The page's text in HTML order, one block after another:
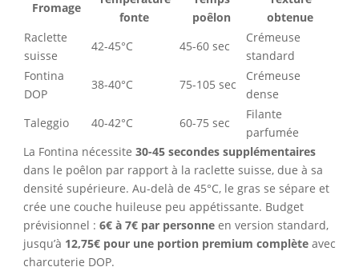
Fromage
fonte
poêlon
obtenue
Raclette
suisse
42-45°C 45-60 sec
Crémeuse
standard
Fontina
DOP
38-40°C 75-105 sec
Crémeuse
dense
Taleggio
40-42°C 60-75 sec
Filante
parfumée
La Fontina nécessite 30-45 secondes supplémentaires
dans le poêlon par rapport à la raclette suisse, due à sa
densité supérieure. Au-delà de 45°C, le gras se sépare et
crée une couche huileuse peu appétissante. Budget
prévisionnel : 6€ à 7€ par personneen version standard,
jusqu’à 12,75€ pour une portion premium complèteavec
charcuterie DOP.